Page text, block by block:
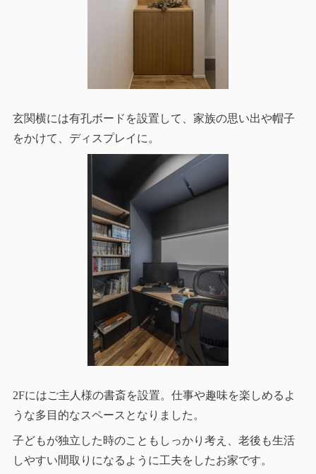
玄関横には有孔ボードを設置して、家族の思い出や帽子
をかけて、ディスプレイに。
2Fにはご主人様の書斎を設置。仕事や趣味を楽しめるよ
うな多目的なスペースとなりました。
子どもが独立した時のこともしっかり考え、老後も生活
しやすい間取りになるように工夫をしたお家です。